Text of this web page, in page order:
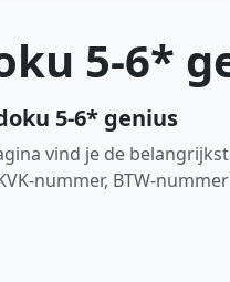
5-6*
5-6* genius
vind je de
nummer, BTW-